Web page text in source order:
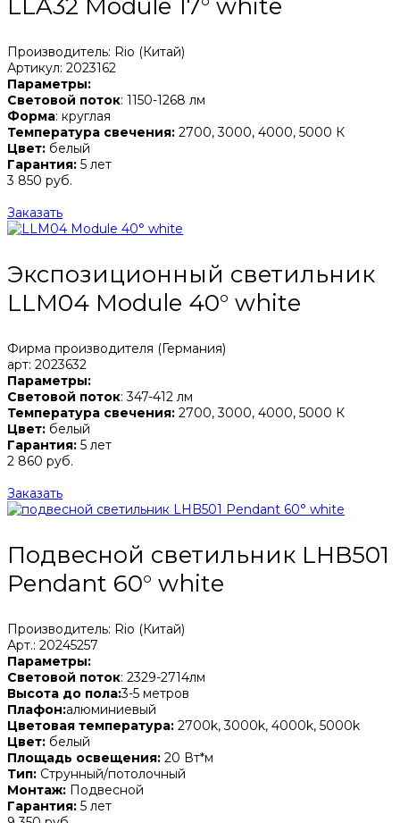
LLA32 Module 17° white
Производитель: Rio (Китай)
Артикул: 2023162
Параметры:
Световой поток: 1150-1268 лм
Форма: круглая
Температура свечения: 2700, 3000, 4000, 5000 К
Цвет: белый
Гарантия: 5 лет
3 850 руб.
Заказать
Экспозиционный светильник
LLM04 Module 40° white
Фирма производителя (Германия)
арт: 2023632
Параметры:
Световой поток: 347-412 лм
Температура свечения: 2700, 3000, 4000, 5000 К
Цвет: белый
Гарантия: 5 лет
2 860 руб.
Заказать
Подвесной светильник LHB501
Pendant 60° white
Производитель: Rio (Китай)
Арт.: 20245257
Параметры:
Световой поток: 2329-2714лм
Высота до пола:3-5 метров
Плафон:алюминиевый
Цветовая температура: 2700k, 3000k, 4000k, 5000k
Цвет: белый
Площадь освещения: 20 Вт*м
Тип: Струнный/потолочный
Монтаж: Подвесной
Гарантия: 5 лет